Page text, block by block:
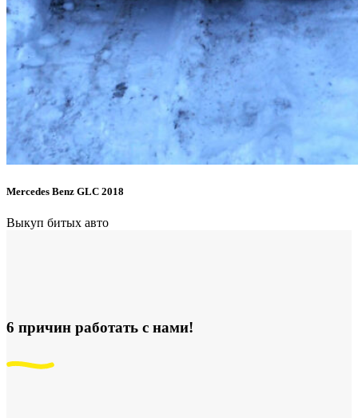
Mercedes Benz GLC 2018
Выкуп битых авто
6 причин работать с нами!